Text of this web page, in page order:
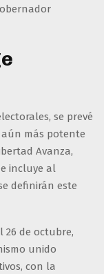
se prevé
más potente
Avanza,
incluye al
definirán este
26 de octubre,
unido
con la